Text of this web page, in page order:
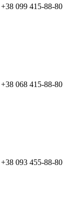
+38 099 415-88-80
+38 068 415-88-80
+38 093 455-88-80